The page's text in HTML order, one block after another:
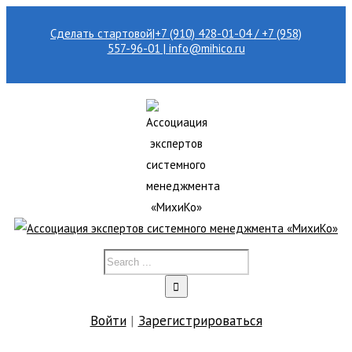
Сделать стартовой|+7 (910) 428-01-04 / +7 (958)
557-96-01 | info@mihico.ru
Войти| Зарегистрироваться